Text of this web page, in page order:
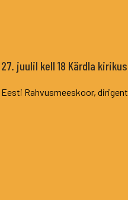
27. juulil kell 18 Kärdla
Eesti Rahvusmeeskoor,